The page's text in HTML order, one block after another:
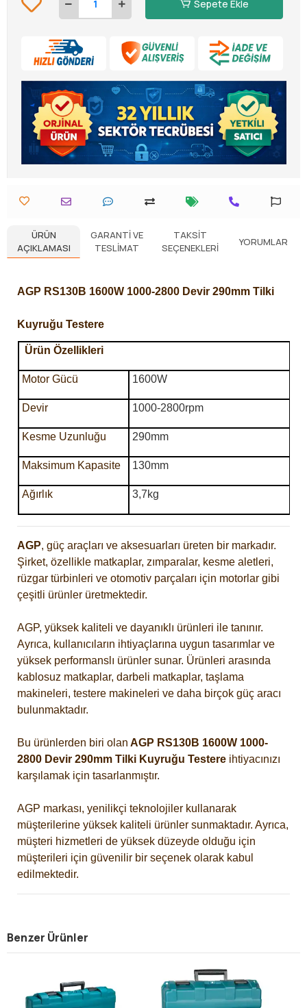
Sepete Ekle
ÜRÜN
AÇIKLAMASI
GARANTI VE
TESLIMAT
TAKSIT
SEÇENEKLERI
YORUMLAR
AGP RS130B 1600W 1000-2800 Devir 290mm Tilki
Kuyruğu Testere
Ürün Özellikleri
Motor Gücü 1600W
Devir 1000-2800rpm
Kesme Uzunluğu 290mm
Maksimum Kapasite 130mm
Ağırlık 3,7kg
AGP, güç araçları ve aksesuarları üreten bir markadır.
Şirket, özellikle matkaplar, zımparalar, kesme aletleri,
rüzgar türbinleri ve otomotiv parçaları için motorlar gibi
çeşitli ürünler üretmektedir.
AGP, yüksek kaliteli ve dayanıklı ürünleri ile tanınır.
Ayrıca, kullanıcıların ihtiyaçlarına uygun tasarımlar ve
yüksek performanslı ürünler sunar. Ürünleri arasında
kablosuz matkaplar, darbeli matkaplar, taşlama
makineleri, testere makineleri ve daha birçok güç aracı
bulunmaktadır.
Bu ürünlerden biri olan AGP RS130B 1600W 1000-
2800 Devir 290mm Tilki Kuyruğu Testere ihtiyacınızı
karşılamak için tasarlanmıştır.
AGP markası, yenilikçi teknolojiler kullanarak
müşterilerine yüksek kaliteli ürünler sunmaktadır. Ayrıca,
müşteri hizmetleri de yüksek düzeyde olduğu için
müşterileri için güvenilir bir seçenek olarak kabul
edilmektedir.
Benzer Ürünler